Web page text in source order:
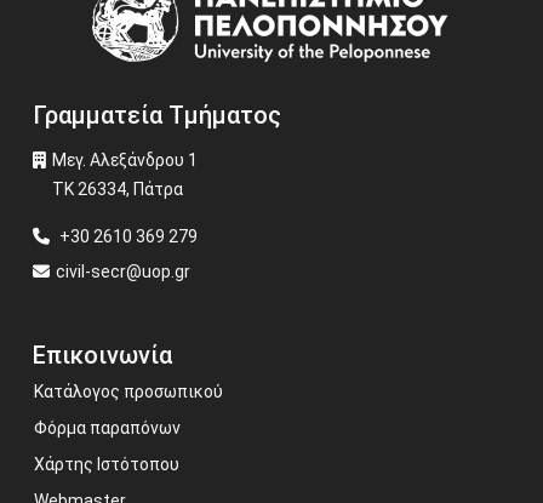
Γραμματεία Τμήματος
Μεγ. Αλεξάνδρου 1
ΤΚ 26334, Πάτρα
+30 2610 369 279
civil-secr@uop.gr
Επικοινωνία
Κατάλογος προσωπικού
Φόρμα παραπόνων
Χάρτης Ιστότοπου